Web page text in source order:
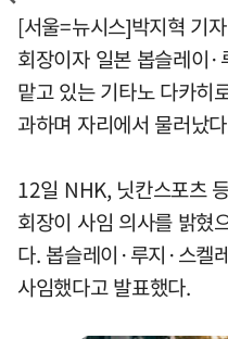
[서울=뉴시스]박지혁 기
회장이자 일본 봅슬레이
맡고 있는 기타노 다카히
과하며 자리에서 물러났
12일 NHK, 닛칸스포츠
회장이 사임 의사를 밝혔
다. 봅슬레이·루지·스켈
사임했다고 발표했다.